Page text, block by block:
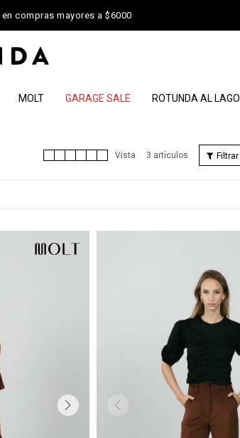
en compras mayores a $6000
MOLT GARAGE SALE ROTUNDA AL LAGO
3 artículos